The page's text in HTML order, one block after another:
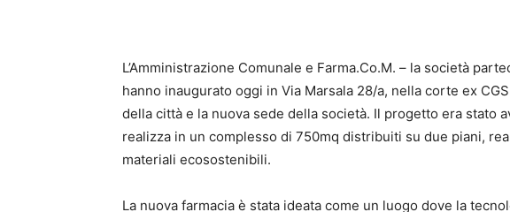
L’Amministrazione Comunale e Farma.Co.M. – la società
hanno inaugurato oggi in Via Marsala 28/a, nella corte ex
della città e la nuova sede della società. Il progetto era stato
realizza in un complesso di 750mq distribuiti su due piani,
materiali ecosostenibili.
La nuova farmacia è stata ideata come un luogo dove la